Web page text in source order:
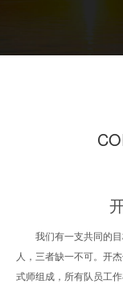
我们有一支共同的
人，三者缺一不可。开
式师组成，所有队员工